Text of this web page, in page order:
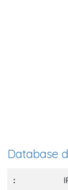
Database